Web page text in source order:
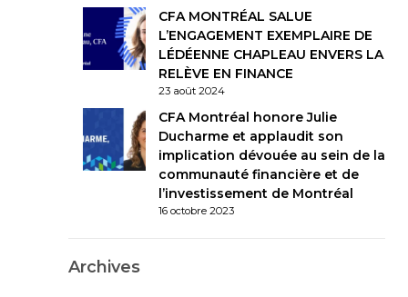
CFA MONTRÉAL SALUE
L’ENGAGEMENT EXEMPLAIRE DE
LÉDÉENNE CHAPLEAU ENVERS LA
RELÈVE EN FINANCE
23 août 2024
CFA Montréal honore Julie
Ducharme et applaudit son
implication dévouée au sein de la
communauté financière et de
l’investissement de Montréal
16 octobre 2023
Archives